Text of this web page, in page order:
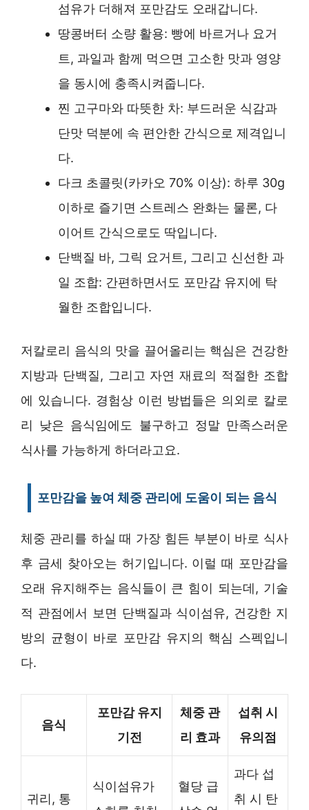
섬유가 더해져 포만감도 오래갑니다.
땅콩버터 소량 활용: 빵에 바르거나 요거
트, 과일과 함께 먹으면 고소한 맛과 영양
을 동시에 충족시켜줍니다.
찐 고구마와 따뜻한 차: 부드러운 식감과
단맛 덕분에 속 편안한 간식으로 제격입니
다.
다크 초콜릿(카카오 70% 이상): 하루 30g
이하로 즐기면 스트레스 완화는 물론, 다
이어트 간식으로도 딱입니다.
단백질 바, 그릭 요거트, 그리고 신선한 과
일 조합: 간편하면서도 포만감 유지에 탁
월한 조합입니다.
저칼로리 음식의 맛을 끌어올리는 핵심은 건강한
지방과 단백질, 그리고 자연 재료의 적절한 조합
에 있습니다. 경험상 이런 방법들은 의외로 칼로
리 낮은 음식임에도 불구하고 정말 만족스러운
식사를 가능하게 하더라고요.
포만감을 높여 체중 관리에 도움이 되는 음식
체중 관리를 하실 때 가장 힘든 부분이 바로 식사
후 금세 찾아오는 허기입니다. 이럴 때 포만감을
오래 유지해주는 음식들이 큰 힘이 되는데, 기술
적 관점에서 보면 단백질과 식이섬유, 건강한 지
방의 균형이 바로 포만감 유지의 핵심 스펙입니
다.
음식
포만감 유지
기전
체중 관
리 효과
섭취 시
유의점
귀리, 통
식이섬유가
혈당 급
과다 섭
취 시 탄